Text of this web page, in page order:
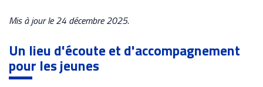
Mis à jour le 24 décembre 2025.
Un lieu d'écoute et d'accompagnement
pour les jeunes